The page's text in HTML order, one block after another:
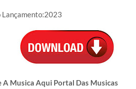
Lançamento:2023
Aqui Portal Das Musicas